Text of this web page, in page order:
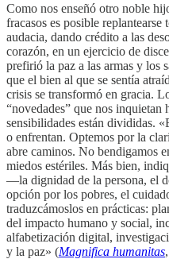
Como nos enseñó otro noble
fracasos es posible
audacia, dando crédito a las
corazón, en un ejercicio de
prefirió la paz a las armas y los
que el bien al que se sentía
crisis se transformó en gracia.
“novedades” que nos inquietan
sensibilidades están divididas.
o enfrentan. Optemos por la
abre caminos. No bendigamos
miedos estériles. Más bien,
—la dignidad de la persona, el
opción por los pobres, el
traduzcámoslos en prácticas:
del impacto humano y social,
alfabetización digital,
y la paz» (Magnifica humanitas